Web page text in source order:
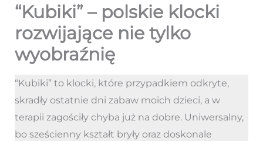
“Kubiki” – polskie klocki
rozwijające nie tylko
wyobraźnię
“Kubiki” to klocki, które przypadkiem odkryte,
skradły ostatnie dni zabaw moich dzieci, a w
terapii zagościły chyba już na dobre. Uniwersalny,
bo sześcienny kształt bryły oraz doskonale